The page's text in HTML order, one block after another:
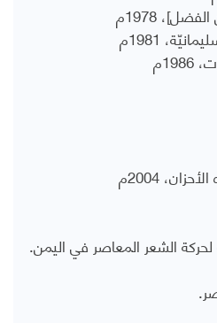
1978م
1981م
2004م
لحركة الشعر المعاصر في اليمن.